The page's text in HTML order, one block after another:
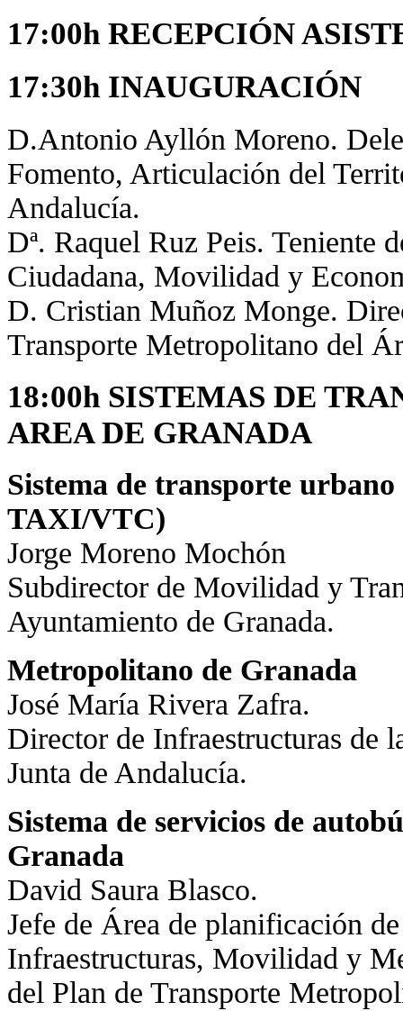
17:00h RECEPCIÓN
17:30h INAUGURACIÓN
D.Antonio Ayllón Moreno.
Fomento, Articulación del
Andalucía.
Dª. Raquel Ruz Peis. Teniente
Ciudadana, Movilidad y
D. Cristian Muñoz Monge.
Transporte Metropolitano del
18:00h SISTEMAS DE
AREA DE GRANADA
Sistema de transporte
TAXI/VTC)
Jorge Moreno Mochón
Subdirector de Movilidad y
Ayuntamiento de Granada.
Metropolitano de Granada
José María Rivera Zafra.
Director de Infraestructuras de
Junta de Andalucía.
Sistema de servicios de
Granada
David Saura Blasco.
Jefe de Área de planificación
Infraestructuras, Movilidad y
del Plan de Transporte